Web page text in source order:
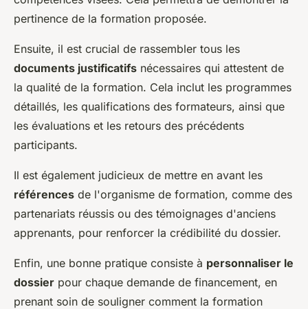
pertinence de la formation proposée.
Ensuite, il est crucial de rassembler tous les
documents justificatifs nécessaires qui attestent de
la qualité de la formation. Cela inclut les programmes
détaillés, les qualifications des formateurs, ainsi que
les évaluations et les retours des précédents
participants.
Il est également judicieux de mettre en avant les
références de l'organisme de formation, comme des
partenariats réussis ou des témoignages d'anciens
apprenants, pour renforcer la crédibilité du dossier.
Enfin, une bonne pratique consiste à personnaliser le
dossier pour chaque demande de financement, en
prenant soin de souligner comment la formation